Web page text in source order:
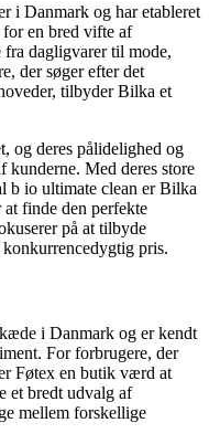
i Danmark og har etableret
en bred vifte af
dagligvarer til mode,
der søger efter det
tilbyder Bilka et
og deres pålidelighed og
Med deres store
b io ultimate clean er Bilka
finde den perfekte
på at tilbyde
pris.
i Danmark og er kendt
For forbrugere, der
Føtex en butik værd at
et bredt udvalg af
mellem forskellige